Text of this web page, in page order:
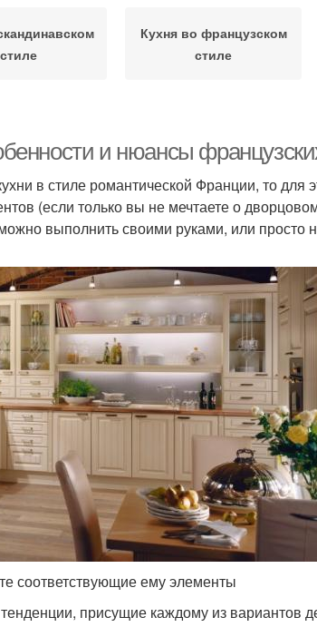
стиле
Кухня во французском
стиле
стиле
стиле
английском
стиле
Кухни в английском
стиле
стиле
Кухня в парижском
стиле
квартира Кухни в стиле
в стиле Классический стиль
во
стиле
и нюансы
в стиле романтической Франции, то для
(если только вы не мечтаете о
выполнить своими руками, или просто
соответствующие ему элементы
присущие каждому из вариантов